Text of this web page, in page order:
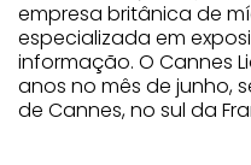
empresa britânica de
especializada em
informação. O Cannes
anos no mês de junho,
de Cannes, no sul da